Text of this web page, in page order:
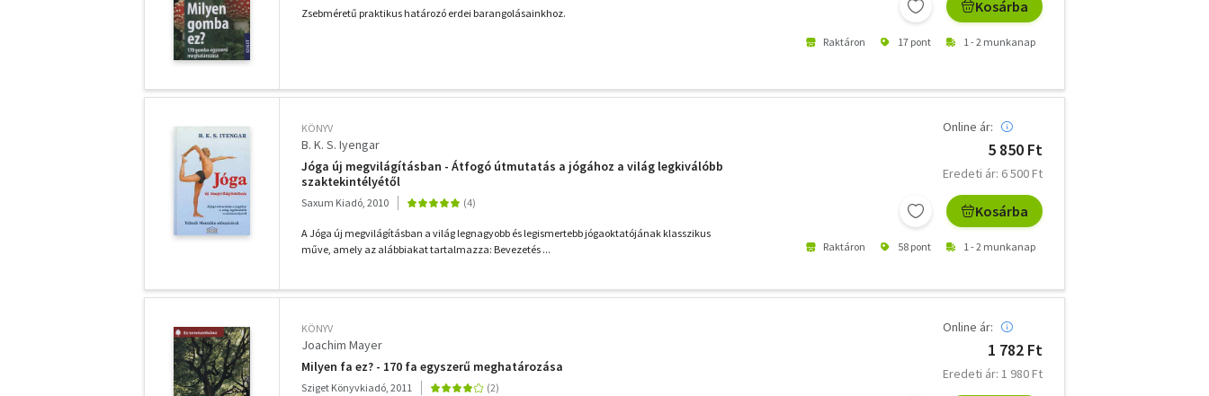
Zsebméretű praktikus határozó erdei barangolásainkhoz. Kosárba
Raktáron 17 pont 1 - 2 munkanap
KÖNYV
B. K. S. Iyengar
Jóga új megvilágításban - Átfogó útmutatás a jógához a világ legkiválóbb
szaktekintélyétől
Saxum Kiadó, 2010
A Jóga új megvilágításban a világ legnagyobb és legismertebb jógaoktatójának klasszikus
műve, amely az alábbiakat tartalmazza: Bevezetés ...
Online ár:
5 850 Ft
Eredeti ár: 6 500 Ft
Kosárba
Raktáron 58 pont 1 - 2 munkanap
KÖNYV
Joachim Mayer
Milyen fa ez? - 170 fa egyszerű meghatározása
Sziget Könyvkiadó, 2011
Online ár:
1 782 Ft
Eredeti ár: 1 980 Ft